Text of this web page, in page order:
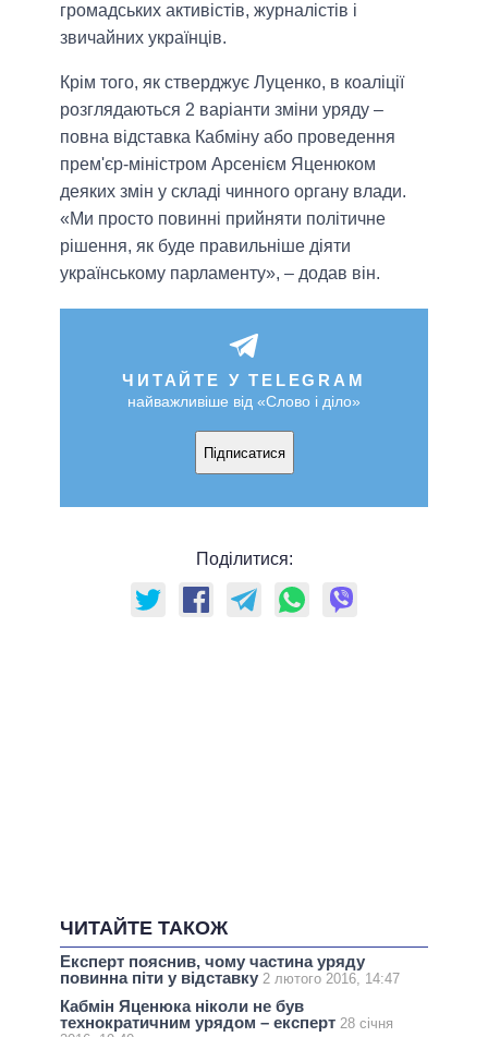
громадських активістів, журналістів і
звичайних українців.
Крім того, як стверджує Луценко, в коаліції
розглядаються 2 варіанти зміни уряду –
повна відставка Кабміну або проведення
прем'єр-міністром Арсенієм Яценюком
деяких змін у складі чинного органу влади.
«Ми просто повинні прийняти політичне
рішення, як буде правильніше діяти
українському парламенту», – додав він.
ЧИТАЙТЕ У TELEGRAM
найважливіше від «Слово і діло»
Підписатися
Поділитися:
ЧИТАЙТЕ ТАКОЖ
Експерт пояснив, чому частина уряду
повинна піти у відставку 2 лютого 2016, 14:47
Кабмін Яценюка ніколи не був
технократичним урядом – експерт 28 січня